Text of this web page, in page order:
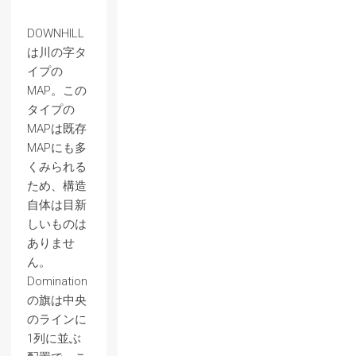
DOWNHILL
は川の字タ
イプの
MAP。この
タイプの
MAPは既存
MAPにも多
くみられる
ため、構造
自体は目新
しいものは
ありませ
ん。
Domination
の旗は中央
のラインに
1列に並ぶ